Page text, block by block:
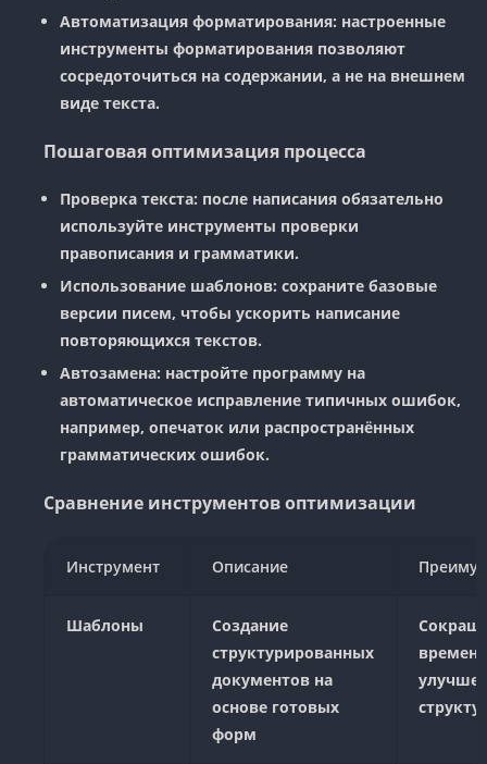
Автоматизация форматирования: настроенные
инструменты форматирования позволяют
сосредоточиться на содержании, а не на внешнем
виде текста.
Пошаговая оптимизация процесса
Проверка текста: после написания обязательно
используйте инструменты проверки
правописания и грамматики.
Использование шаблонов: сохраните базовые
версии писем, чтобы ускорить написание
повторяющихся текстов.
Автозамена: настройте программу на
автоматическое исправление типичных ошибок,
например, опечаток или распространённых
грамматических ошибок.
Сравнение инструментов оптимизации
Инструмент Описание
Шаблоны
Создание
структурированных
документов на
основе готовых
форм